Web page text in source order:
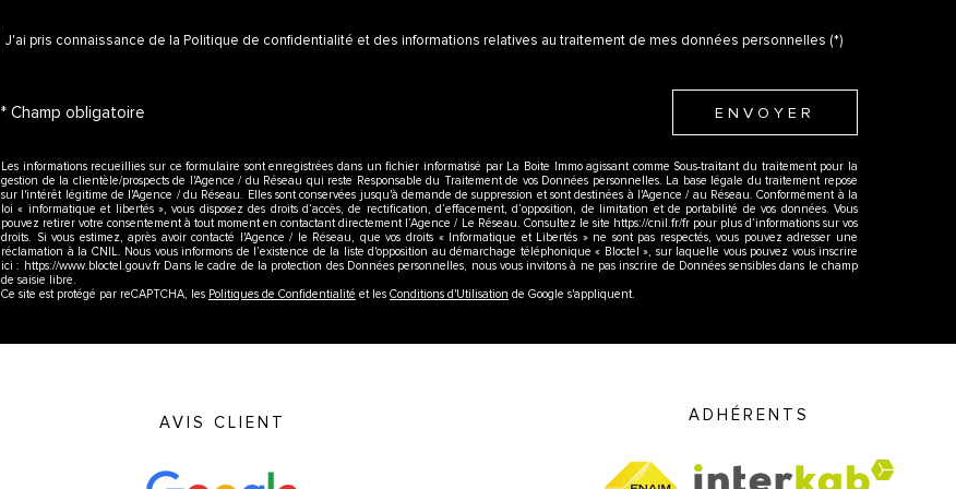
RÈGLEMENTATION
J'ai pris connaissance de la Politique de confidentialité et des informations relatives au traitement de mes données personnelles (*)
* Champ obligatoire ENVOYER
Les informations recueillies sur ce formulaire sont enregistrées dans un fichier informatisé par La Boite Immo agissant comme Sous-traitant du traitement pour la
gestion de la clientèle/prospects de l'Agence / du Réseau qui reste Responsable du Traitement de vos Données personnelles. La base légale du traitement repose
sur l'intérêt légitime de l'Agence / du Réseau. Elles sont conservées jusqu'à demande de suppression et sont destinées à l'Agence / au Réseau. Conformément à la
loi « informatique et libertés », vous disposez des droits d’accès, de rectification, d’effacement, d’opposition, de limitation et de portabilité de vos données. Vous
pouvez retirer votre consentement à tout moment en contactant directement l’Agence / Le Réseau. Consultez le site https://cnil.fr/fr pour plus d’informations sur vos
droits. Si vous estimez, après avoir contacté l'Agence / le Réseau, que vos droits « Informatique et Libertés » ne sont pas respectés, vous pouvez adresser une
réclamation à la CNIL. Nous vous informons de l’existence de la liste d'opposition au démarchage téléphonique « Bloctel », sur laquelle vous pouvez vous inscrire
ici : https://www.bloctel.gouv.fr Dans le cadre de la protection des Données personnelles, nous vous invitons à ne pas inscrire de Données sensibles dans le champ
de saisie libre.
Ce site est protégé par reCAPTCHA, les Politiques de Confidentialité et les Conditions d'Utilisation de Google s'appliquent.
AVIS CLIENT ADHÉRENTS